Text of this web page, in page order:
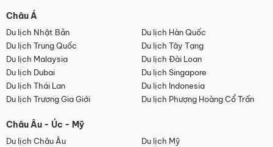
Châu Á
Du lịch Nhật Bản
Du lịch Hàn Quốc
Du lịch Trung Quốc
Du lịch Tây Tạng
Du lịch Malaysia
Du lịch Đài Loan
Du lịch Dubai
Du lịch Singapore
Du lịch Thái Lan
Du lịch Indonesia
Du lịch Trương Gia Giới
Du lịch Phượng Hoàng Cổ Trấn
Châu Âu - Úc - Mỹ
Du lịch Châu Âu
Du lịch Mỹ